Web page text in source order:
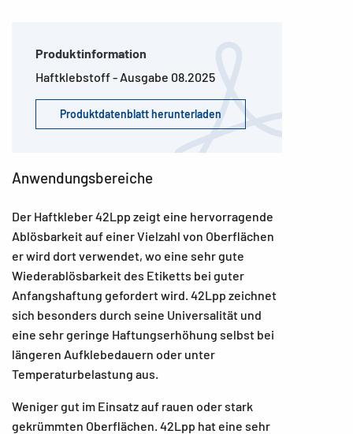
Produktinformation
Haftklebstoff - Ausgabe 08.2025
Produktdatenblatt herunterladen
Anwendungsbereiche
Der Haftkleber 42Lpp zeigt eine hervorragende
Ablösbarkeit auf einer Vielzahl von Oberflächen
er wird dort verwendet, wo eine sehr gute
Wiederablösbarkeit des Etiketts bei guter
Anfangshaftung gefordert wird. 42Lpp zeichnet
sich besonders durch seine Universalität und
eine sehr geringe Haftungserhöhung selbst bei
längeren Aufklebedauern oder unter
Temperaturbelastung aus.
Weniger gut im Einsatz auf rauen oder stark
gekrümmten Oberflächen. 42Lpp hat eine sehr